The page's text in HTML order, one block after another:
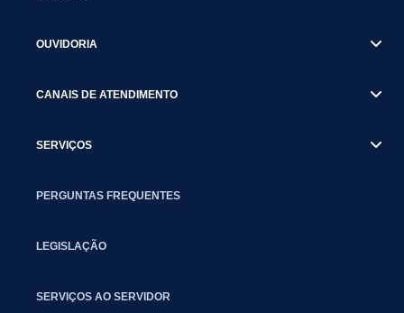
OUVIDORIA
CANAIS DE ATENDIMENTO
SERVIÇOS
PERGUNTAS FREQUENTES
LEGISLAÇÃO
SERVIÇOS AO SERVIDOR